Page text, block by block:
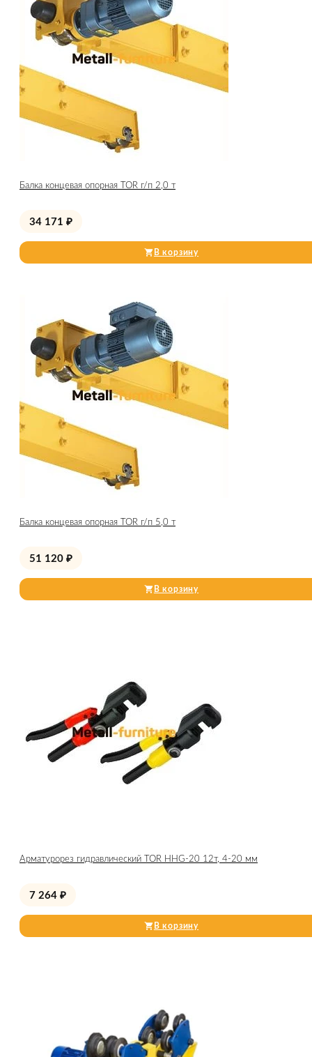
Балка концевая опорная TOR г/п 2,0 т
34 171 ₽
В корзину
Балка концевая опорная TOR г/п 5,0 т
51 120 ₽
В корзину
Арматурорез гидравлический TOR HHG-20 12т, 4-20 мм
7 264 ₽
В корзину